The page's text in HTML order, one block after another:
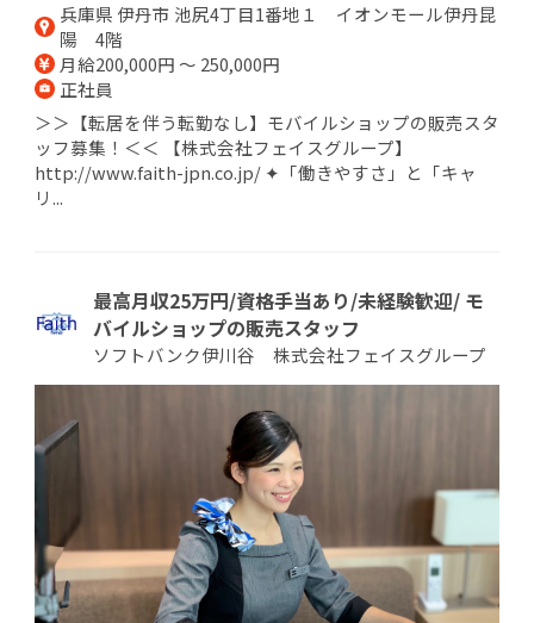
兵庫県 伊丹市 池尻4丁目1番地１ イオンモール伊丹昆
陽 4階
月給200,000円 ～ 250,000円
正社員
＞＞【転居を伴う転勤なし】モバイルショップの販売スタ
ッフ募集！＜＜ 【株式会社フェイスグループ】
http://www.faith-jpn.co.jp/ ✦「働きやすさ」と「キャ
リ...
最高月収25万円/資格手当あり/未経験歓迎/ モ
バイルショップの販売スタッフ
ソフトバンク伊川谷 株式会社フェイスグループ